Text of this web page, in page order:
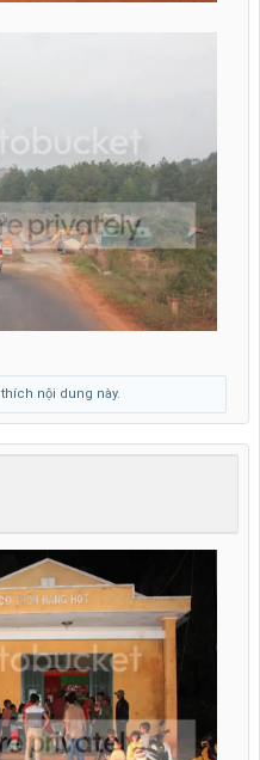
thích nội dung này.